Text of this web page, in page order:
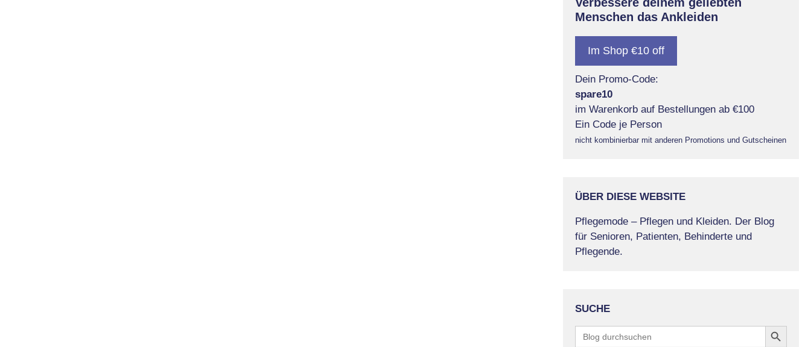
Menschen das Ankleiden
Im Shop €10 off
Dein Promo-Code:
spare10
im Warenkorb auf Bestellungen ab €100
Ein Code je Person
nicht kombinierbar mit anderen Promotions und Gutscheinen
ÜBER DIESE WEBSITE
Pflegemode – Pflegen und Kleiden. Der Blog
für Senioren, Patienten, Behinderte und
Pflegende.
SUCHE
Search
for:
Search Button